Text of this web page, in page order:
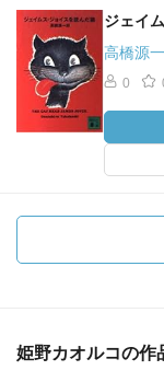
ジェイ
高橋源
0
姫野カオルコの作